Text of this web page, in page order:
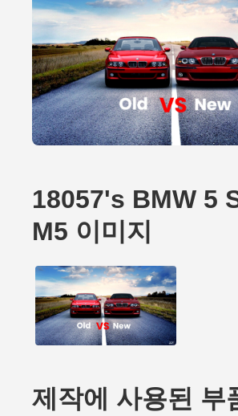
18057's BMW 5
M5 이미지
제작에 사용된 부